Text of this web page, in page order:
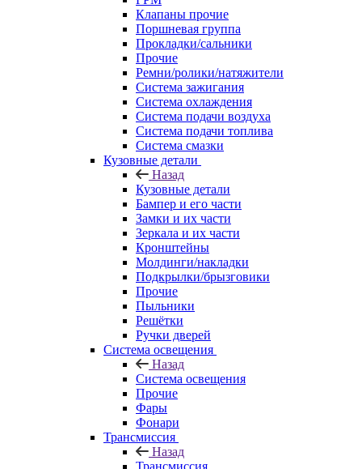
Клапаны прочие
Поршневая группа
Прокладки/сальники
Прочие
Ремни/ролики/натяжители
Система зажигания
Система охлаждения
Система подачи воздуха
Система подачи топлива
Система смазки
Кузовные детали
Назад
Кузовные детали
Бампер и его части
Замки и их части
Зеркала и их части
Кронштейны
Молдинги/накладки
Подкрылки/брызговики
Прочие
Пыльники
Решётки
Ручки дверей
Система освещения
Назад
Система освещения
Прочие
Фары
Фонари
Трансмиссия
Назад
Трансмиссия